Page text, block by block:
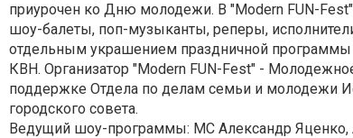
приурочен ко Дню молодежи. В "Modern FUN-Fest"
шоу-балеты, поп-музыканты, реперы,
отдельным украшением праздничной
КВН. Организатор "Modern FUN-Fest" -
поддержке Отдела по делам семьи и молодежи
городского совета.
Ведущий шоу-программы: МС Александр Яценко,